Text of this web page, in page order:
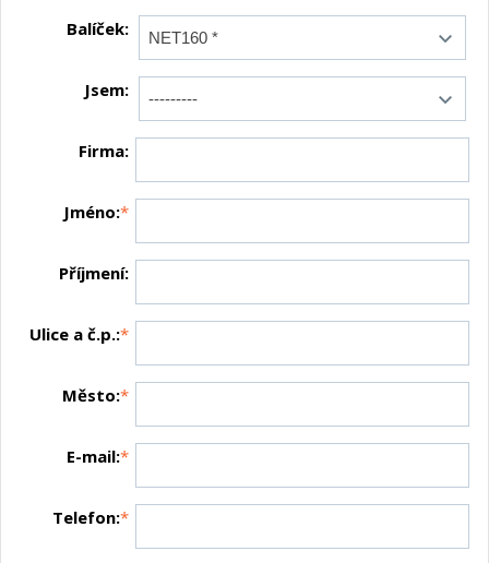
Balíček:
Jsem:
Firma:
Jméno:*
Příjmení:
Ulice a č.p.:*
Město:*
E-mail:*
Telefon:*